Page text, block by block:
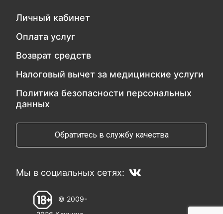
Личный кабинет
Оплата услуг
Возврат средств
Налоговый вычет за медицинские услуги
Политика безопасности персональных
данных
Обратитесь в службу качества
Мы в социальных сетях:
© 2009-